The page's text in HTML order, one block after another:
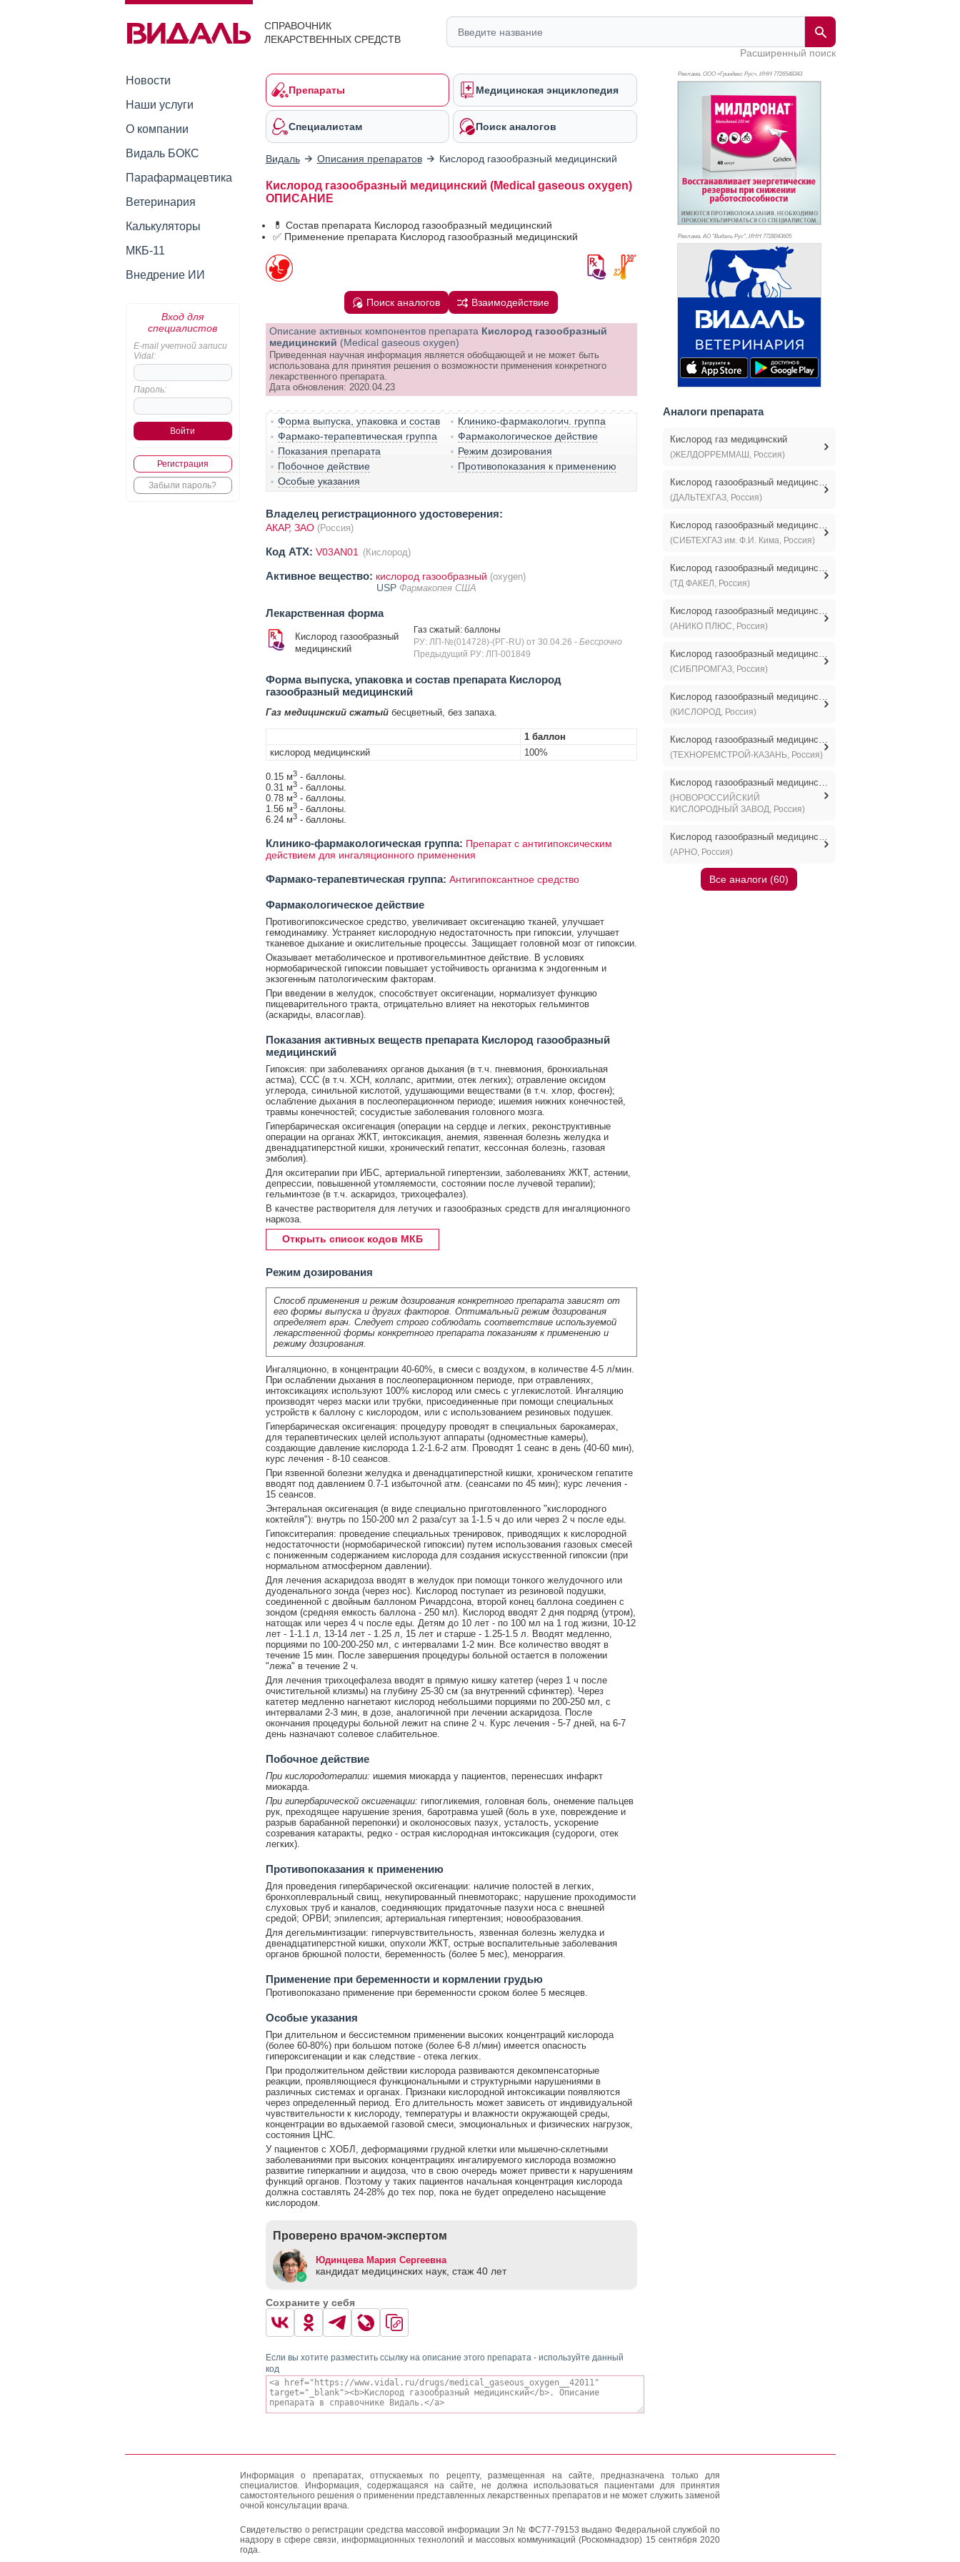
СПРАВОЧНИК
ЛЕКАРСТВЕННЫХ СРЕДСТВ
Расширенный поиск
Новости
Наши услуги
О компании
Видаль БОКС
Парафармацевтика
Ветеринария
Калькуляторы
МКБ-11
Внедрение ИИ
Вход для
специалистов
E-mail учетной записи
Vidal:
Пароль:
Регистрация
Забыли пароль?
Препараты Медицинская энциклопедия
Специалистам Поиск аналогов
Видаль Описания препаратов Кислород газообразный медицинский
Кислород газообразный медицинский (Medical gaseous oxygen)
ОПИСАНИЕ
💊 Состав препарата Кислород газообразный медицинский
✅ Применение препарата Кислород газообразный медицинский
Поиск аналогов Взаимодействие
Описание активных компонентов препарата Кислород газообразный
медицинский (Medical gaseous oxygen)
Приведенная научная информация является обобщающей и не может быть
использована для принятия решения о возможности применения конкретного
лекарственного препарата.
Дата обновления: 2020.04.23
Форма выпуска, упаковка и состав
Клинико-фармакологич. группа
Фармако-терапевтическая группа
Фармакологическое действие
Показания препарата
Режим дозирования
Побочное действие
Противопоказания к применению
Особые указания
Владелец регистрационного удостоверения:
АКАР, ЗАО (Россия)
Код ATX: V03AN01 (Кислород)
Активное вещество: кислород газообразный (oxygen)
USP Фармакопея США
Лекарственная форма
Кислород газообразный
медицинский
Газ сжатый: баллоны
РУ: ЛП-№(014728)-(РГ-RU) от 30.04.26 - Бессрочно
Предыдущий РУ: ЛП-001849
Форма выпуска, упаковка и состав препарата Кислород
газообразный медицинский
Газ медицинский сжатыйбесцветный, без запаха.
1 баллон
кислород медицинский
100%
0.15 м3- баллоны.
0.31 м3- баллоны.
0.78 м3- баллоны.
1.56 м3- баллоны.
6.24 м3- баллоны.
Клинико-фармакологическая группа: Препарат с антигипоксическим
действием для ингаляционного применения
Фармако-терапевтическая группа: Антигипоксантное средство
Фармакологическое действие
Противогипоксическое средство, увеличивает оксигенацию тканей, улучшает
гемодинамику. Устраняет кислородную недостаточность при гипоксии, улучшает
тканевое дыхание и окислительные процессы. Защищает головной мозг от гипоксии.
Оказывает метаболическое и противогельминтное действие. В условиях
нормобарической гипоксии повышает устойчивость организма к эндогенным и
экзогенным патологическим факторам.
При введении в желудок, способствует оксигенации, нормализует функцию
пищеварительного тракта, отрицательно влияет на некоторых гельминтов
(аскариды, власоглав).
Показания активных веществ препарата Кислород газообразный
медицинский
Гипоксия: при заболеваниях органов дыхания (в т.ч. пневмония, бронхиальная
астма), ССС (в т.ч. ХСН, коллапс, аритмии, отек легких); отравление оксидом
углерода, синильной кислотой, удушающими веществами (в т.ч. хлор, фосген);
ослабление дыхания в послеоперационном периоде; ишемия нижних конечностей,
травмы конечностей; сосудистые заболевания головного мозга.
Гипербарическая оксигенация (операции на сердце и легких, реконструктивные
операции на органах ЖКТ, интоксикация, анемия, язвенная болезнь желудка и
двенадцатиперстной кишки, хронический гепатит, кессонная болезнь, газовая
эмболия).
Для окситерапии при ИБС, артериальной гипертензии, заболеваниях ЖКТ, астении,
депрессии, повышенной утомляемости, состоянии после лучевой терапии);
гельминтозе (в т.ч. аскаридоз, трихоцефалез).
В качестве растворителя для летучих и газообразных средств для ингаляционного
наркоза.
Открыть список кодов МКБ
Режим дозирования
Способ применения и режим дозирования конкретного препарата зависят от
его формы выпуска и других факторов. Оптимальный режим дозирования
определяет врач. Следует строго соблюдать соответствие используемой
лекарственной формы конкретного препарата показаниям к применению и
режиму дозирования.
Ингаляционно, в концентрации 40-60%, в смеси с воздухом, в количестве 4-5 л/мин.
При ослаблении дыхания в послеоперационном периоде, при отравлениях,
интоксикациях используют 100% кислород или смесь с углекислотой. Ингаляцию
производят через маски или трубки, присоединенные при помощи специальных
устройств к баллону с кислородом, или с использованием резиновых подушек.
Гипербарическая оксигенация: процедуру проводят в специальных барокамерах,
для терапевтических целей используют аппараты (одноместные камеры),
создающие давление кислорода 1.2-1.6-2 атм. Проводят 1 сеанс в день (40-60 мин),
курс лечения - 8-10 сеансов.
При язвенной болезни желудка и двенадцатиперстной кишки, хроническом гепатите
вводят под давлением 0.7-1 избыточной атм. (сеансами по 45 мин); курс лечения -
15 сеансов.
Энтеральная оксигенация (в виде специально приготовленного "кислородного
коктейля"): внутрь по 150-200 мл 2 раза/сут за 1-1.5 ч до или через 2 ч после еды.
Гипокситерапия: проведение специальных тренировок, приводящих к кислородной
недостаточности (нормобарической гипоксии) путем использования газовых смесей
с пониженным содержанием кислорода для создания искусственной гипоксии (при
нормальном атмосферном давлении).
Для лечения аскаридоза вводят в желудок при помощи тонкого желудочного или
дуоденального зонда (через нос). Кислород поступает из резиновой подушки,
соединенной с двойным баллоном Ричардсона, второй конец баллона соединен с
зондом (средняя емкость баллона - 250 мл). Кислород вводят 2 дня подряд (утром),
натощак или через 4 ч после еды. Детям до 10 лет - по 100 мл на 1 год жизни, 10-12
лет - 1-1.1 л, 13-14 лет - 1.25 л, 15 лет и старше - 1.25-1.5 л. Вводят медленно,
порциями по 100-200-250 мл, с интервалами 1-2 мин. Все количество вводят в
течение 15 мин. После завершения процедуры больной остается в положении
"лежа" в течение 2 ч.
Для лечения трихоцефалеза вводят в прямую кишку катетер (через 1 ч после
очистительной клизмы) на глубину 25-30 см (за внутренний сфинктер). Через
катетер медленно нагнетают кислород небольшими порциями по 200-250 мл, с
интервалами 2-3 мин, в дозе, аналогичной при лечении аскаридоза. После
окончания процедуры больной лежит на спине 2 ч. Курс лечения - 5-7 дней, на 6-7
день назначают солевое слабительное.
Побочное действие
При кислородотерапии: ишемия миокарда у пациентов, перенесших инфаркт
миокарда.
При гипербарической оксигенации: гипогликемия, головная боль, онемение пальцев
рук, преходящее нарушение зрения, баротравма ушей (боль в ухе, повреждение и
разрыв барабанной перепонки) и околоносовых пазух, усталость, ускорение
созревания катаракты, редко - острая кислородная интоксикация (судороги, отек
легких).
Противопоказания к применению
Для проведения гипербарической оксигенации: наличие полостей в легких,
бронхоплевральный свищ, некупированный пневмоторакс; нарушение проходимости
слуховых труб и каналов, соединяющих придаточные пазухи носа с внешней
средой; ОРВИ; эпилепсия; артериальная гипертензия; новообразования.
Для дегельминтизации: гиперчувствительность, язвенная болезнь желудка и
двенадцатиперстной кишки, опухоли ЖКТ, острые воспалительные заболевания
органов брюшной полости, беременность (более 5 мес), меноррагия.
Применение при беременности и кормлении грудью
Противопоказано применение при беременности сроком более 5 месяцев.
Особые указания
При длительном и бессистемном применении высоких концентраций кислорода
(более 60-80%) при большом потоке (более 6-8 л/мин) имеется опасность
гипероксигенации и как следствие - отека легких.
При продолжительном действии кислорода развиваются декомпенсаторные
реакции, проявляющиеся функциональными и структурными нарушениями в
различных системах и органах. Признаки кислородной интоксикации появляются
через определенный период. Его длительность может зависеть от индивидуальной
чувствительности к кислороду, температуры и влажности окружающей среды,
концентрации во вдыхаемой газовой смеси, эмоциональных и физических нагрузок,
состояния ЦНС.
У пациентов с ХОБЛ, деформациями грудной клетки или мышечно-склетными
заболеваниями при высоких концентрациях ингалируемого кислорода возможно
развитие гиперкапнии и ацидоза, что в свою очередь может привести к нарушениям
функций органов. Поэтому у таких пациентов начальная концентрация кислорода
должна составлять 24-28% до тех пор, пока не будет определено насыщение
кислородом.
Проверено врачом-экспертом
Юдинцева Мария Сергеевна
кандидат медицинских наук, стаж 40 лет
Сохраните у себя
Если вы хотите разместить ссылку на описание этого препарата - используйте данный
код
Реклама. ООО «Гриндекс Рус», ИНН 7726548343
Реклама. АО "Видаль Рус", ИНН 7728043605
Аналоги препарата
Кислород газ медицинский
(ЖЕЛДОРРЕММАШ, Россия)
Кислород газообразный медицинский
(ДАЛЬТЕХГАЗ, Россия)
Кислород газообразный медицинский
(СИБТЕХГАЗ им. Ф.И. Кима, Россия)
Кислород газообразный медицинский
(ТД ФАКЕЛ, Россия)
Кислород газообразный медицинский
(АНИКО ПЛЮС, Россия)
Кислород газообразный медицинский
(СИБПРОМГАЗ, Россия)
Кислород газообразный медицинский
(КИСЛОРОД, Россия)
Кислород газообразный медицинский
(ТЕХНОРЕМСТРОЙ-КАЗАНЬ, Россия)
Кислород газообразный медицинский
(НОВОРОССИЙСКИЙ
КИСЛОРОДНЫЙ ЗАВОД, Россия)
Кислород газообразный медицинский
(АРНО, Россия)
Все аналоги (60)
Информация о препаратах, отпускаемых по рецепту, размещенная на сайте, предназначена только для
специалистов. Информация, содержащаяся на сайте, не должна использоваться пациентами для принятия
самостоятельного решения о применении представленных лекарственных препаратов и не может служить заменой
очной консультации врача.
Свидетельство о регистрации средства массовой информации Эл № ФС77-79153 выдано Федеральной службой по
надзору в сфере связи, информационных технологий и массовых коммуникаций (Роскомнадзор) 15 сентября 2020
года.